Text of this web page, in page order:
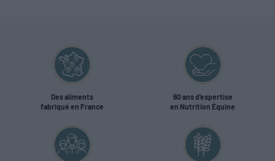
Des aliments
fabriqué en France
60 ans d’expertise
en Nutrition Équine